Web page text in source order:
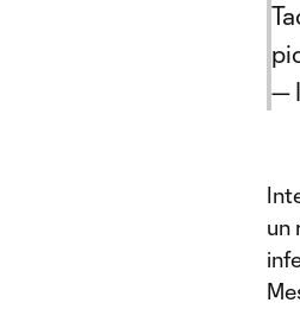
—
un